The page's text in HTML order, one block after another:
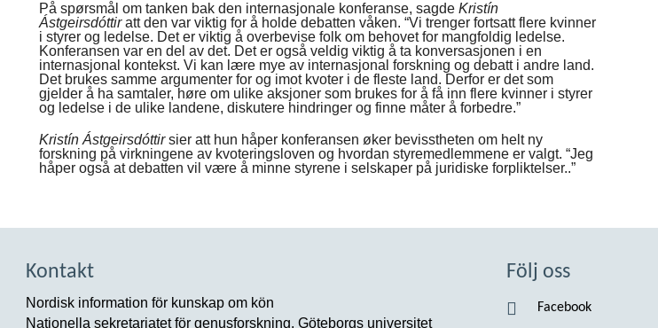
På spørsmål om tanken bak den internasjonale konferanse, sagde Kristín
Ástgeirsdóttiratt den var viktig for å holde debatten våken. “Vi trenger fortsatt flere kvinner
i styrer og ledelse. Det er viktig å overbevise folk om behovet for mangfoldig ledelse.
Konferansen var en del av det. Det er også veldig viktig å ta konversasjonen i en
internasjonal kontekst. Vi kan lære mye av internasjonal forskning og debatt i andre land.
Det brukes samme argumenter for og imot kvoter i de fleste land. Derfor er det som
gjelder å ha samtaler, høre om ulike aksjoner som brukes for å få inn flere kvinner i styrer
og ledelse i de ulike landene, diskutere hindringer og finne måter å forbedre.”
Kristín Ástgeirsdóttirsier att hun håper konferansen øker bevisstheten om helt ny
forskning på virkningene av kvoteringsloven og hvordan styremedlemmene er valgt. “Jeg
håper også at debatten vil være å minne styrene i selskaper på juridiske forpliktelser..”
Kontakt
Nordisk information för kunskap om kön
Nationella sekretariatet för genusforskning, Göteborgs universitet
Följ oss
Facebook